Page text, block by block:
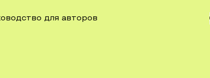
для авторов